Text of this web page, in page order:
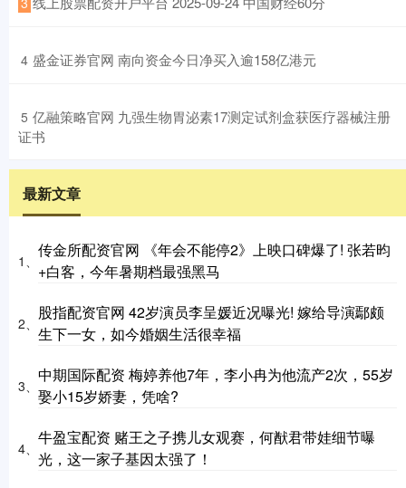
4 ​盛金证券官网 南向资金今日净买入逾158亿港元
5 ​亿融策略官网 九强生物胃泌素17测定试剂盒获医疗器械注册
证书
最新文章
1、
传金所配资官网 《年会不能停2》上映口碑爆了! 张若昀
+白客，今年暑期档最强黑马
2、
股指配资官网 42岁演员李呈媛近况曝光! 嫁给导演鄢颇
生下一女，如今婚姻生活很幸福
3、
中期国际配资 梅婷养他7年，李小冉为他流产2次，55岁
娶小15岁娇妻，凭啥?
4、
牛盈宝配资 赌王之子携儿女观赛，何猷君带娃细节曝
光，这一家子基因太强了！